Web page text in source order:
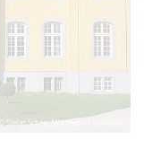
© Stefan Scheer (Wikimedia Commons)